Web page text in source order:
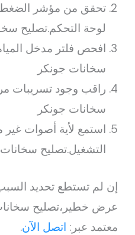
تحقق من مؤشر الضغط
لوحة التحكم.تصليح
افحص فلتر مدخل
سخانات جونكر
راقب وجود تسريبات
سخانات جونكر
استمع لأية أصوات غير
التشغيل.تصليح
إن لم تستطع تحديد
عرض خطير،تصليح
معتمد عبر: اتصل الآن.